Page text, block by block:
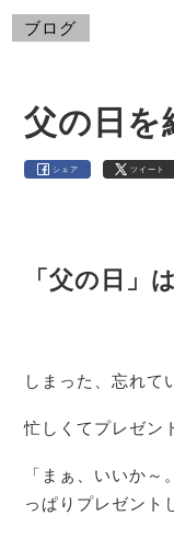
ブログ
父の日を
シェア ツイート
「父の日」
しまった、忘れて
忙しくてプレゼン
「まぁ、いいか
っぱりプレゼント